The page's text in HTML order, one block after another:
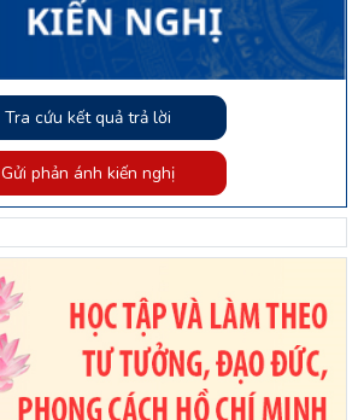
Tra cứu kết quả trả lời
Gửi phản ánh kiến nghị